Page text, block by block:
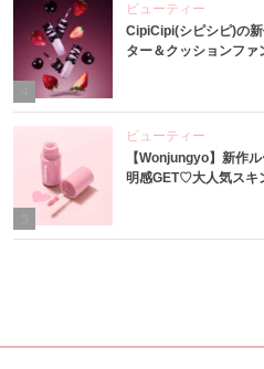
4
ビューティー
CipiCipi(シピシピ)の
ター＆クッションフ
ビューティー
【Wonjungyo】新作
明感GET♡大人気スキ